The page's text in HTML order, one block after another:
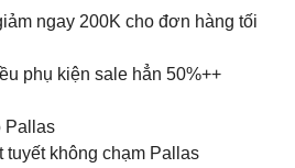
ngay 200K cho đơn hàng tối
phụ kiện sale hẳn 50%++
Pallas
tuyết không chạm Pallas